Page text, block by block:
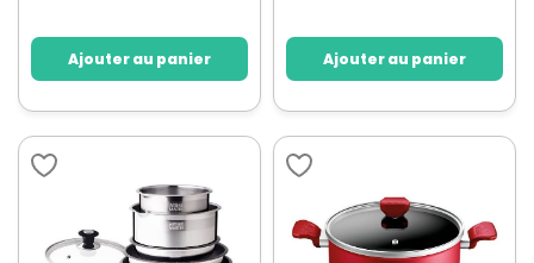
Ajouter au panier Ajouter au panier